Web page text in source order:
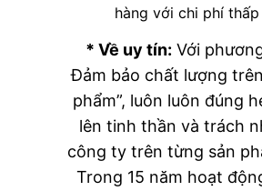
hàng với chi phí thấp
* Về uy tín: Với
Đảm bảo chất lượng
phẩm”, luôn luôn đúng
lên tinh thần và trách
công ty trên từng sản
Trong 15 năm hoạt